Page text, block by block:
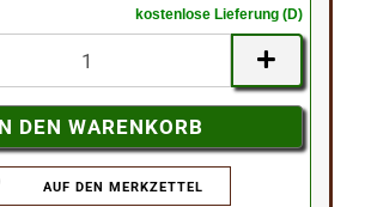
kostenlose Lieferung (D)
AUF DEN MERKZETTEL